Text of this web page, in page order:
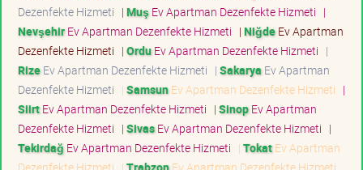
Dezenfekte Hizmeti | Muş Ev Apartman Dezenfekte Hizmeti |
NevşehirEv Apartman Dezenfekte Hizmeti | NiğdeEv Apartman
Dezenfekte Hizmeti | OrduEv Apartman Dezenfekte Hizmeti |
RizeEv Apartman Dezenfekte Hizmeti | Sakarya Ev Apartman
Dezenfekte Hizmeti | SamsunEv Apartman Dezenfekte Hizmeti |
SiirtEv Apartman Dezenfekte Hizmeti | SinopEv Apartman
Dezenfekte Hizmeti | SivasEv Apartman Dezenfekte Hizmeti |
Tekirdağ Ev Apartman Dezenfekte Hizmeti | TokatEv Apartman